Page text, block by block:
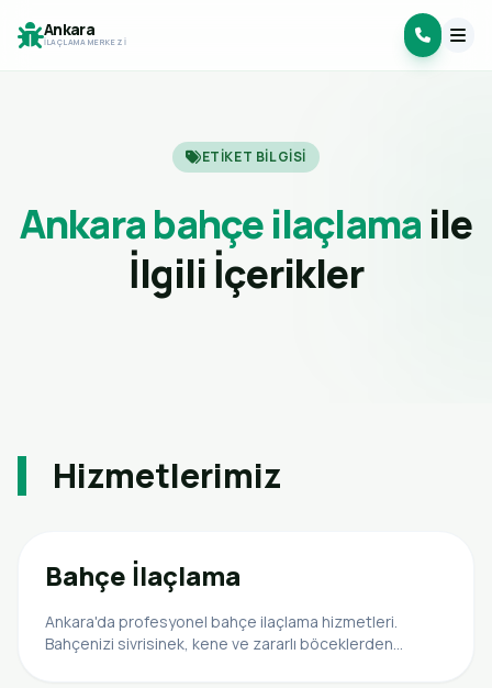
Ankara
İLAÇLAMA MERKEZI
ETIKET BILGISI
Ankara bahçe ilaçlama ile
İlgili İçerikler
Hizmetlerimiz
Bahçe İlaçlama
Ankara'da profesyonel bahçe ilaçlama hizmetleri.
Bahçenizi sivrisinek, kene ve zararlı böceklerden